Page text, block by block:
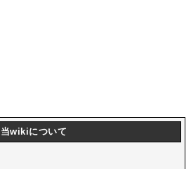
当wikiについて